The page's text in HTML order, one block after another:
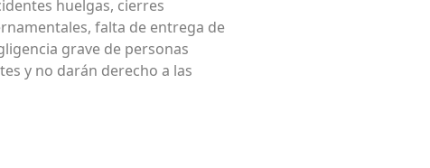
huelgas, cierres
falta de entrega de
grave de personas
y no darán derecho a las